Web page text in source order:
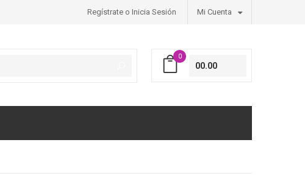
Regístrate o Inicia Sesión Mi Cuenta
0
00.00